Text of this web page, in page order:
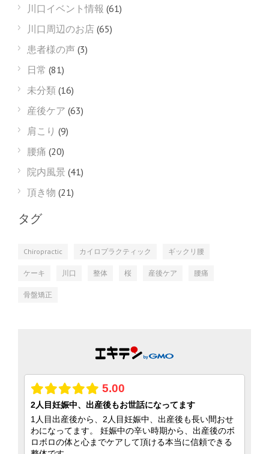
川口イベント情報 (61)
川口周辺のお店 (65)
患者様の声 (3)
日常 (81)
未分類 (16)
産後ケア (63)
肩こり (9)
腰痛 (20)
院内風景 (41)
頂き物 (21)
タグ
Chiropractic カイロプラクティック ギックリ腰
ケーキ 川口 整体 桜 産後ケア 腰痛
骨盤矯正